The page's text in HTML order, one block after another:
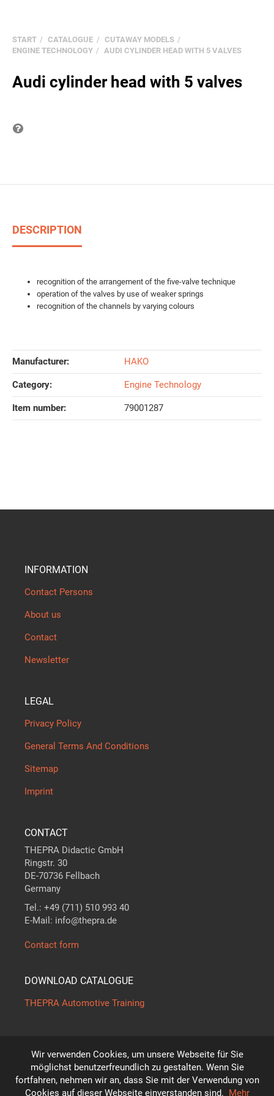
Wir verwenden Cookies, um unsere Webseite für Sie
möglichst benutzerfreundlich zu gestalten. Wenn Sie
fortfahren, nehmen wir an, dass Sie mit der Verwendung von
Cookies auf dieser Webseite einverstanden sind. Mehr
START CATALOGUE
CUTAWAY MODELS
ENGINE TECHNOLOGY
AUDI CYLINDER HEAD WITH 5 VALVES
Audi cylinder head with 5 valves
DESCRIPTION
recognition of the arrangement of the five-valve technique
operation of the valves by use of weaker springs
recognition of the channels by varying colours
Manufacturer: HAKO
Category: Engine Technology
Item number: 79001287
INFORMATION
Contact Persons
About us
Contact
Newsletter
LEGAL
Privacy Policy
General Terms And Conditions
Sitemap
Imprint
CONTACT
THEPRA Didactic GmbH
Ringstr. 30
DE-70736 Fellbach
Germany
Tel.: +49 (711) 510 993 40
E-Mail: info@thepra.de
Contact form
DOWNLOAD CATALOGUE
THEPRA Automotive Training
The standard inTHEORY +PRACTICE
Subject to technical modifications!